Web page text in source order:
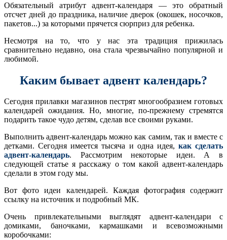
Обязательный атрибут адвент-календаря — это обратный
отсчет дней до праздника, наличие дверок (окошек, носочков,
пакетов...) за которыми прячется сюрприз для ребенка.
Несмотря на то, что у нас эта традиция прижилась
сравнительно недавно, она стала чрезвычайно популярной и
любимой.
Каким бывает адвент календарь?
Сегодня прилавки магазинов пестрят многообразием готовых
календарей ожидания. Но, многие, по-прежнему стремятся
подарить такое чудо детям, сделав все своими руками.
Выполнить адвент-календарь можно как самим, так и вместе с
детками. Сегодня имеется тысяча и одна идея, как сделать
адвент-календарь. Рассмотрим некоторые идеи. А в
следующей статье я расскажу о том какой адвент-календарь
сделали в этом году мы.
Вот фото идеи календарей. Каждая фотография содержит
ссылку на источник и подробный МК.
Очень привлекательными выглядят адвент-календари с
домиками, баночками, кармашками и всевозможными
коробочками: